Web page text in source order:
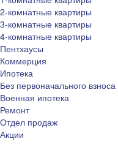
2-комнатные квартиры
3-комнатные квартиры
4-комнатные квартиры
Пентхаусы
Коммерция
Ипотека
Без первоначального взноса
Военная ипотека
Ремонт
Отдел продаж
Акции